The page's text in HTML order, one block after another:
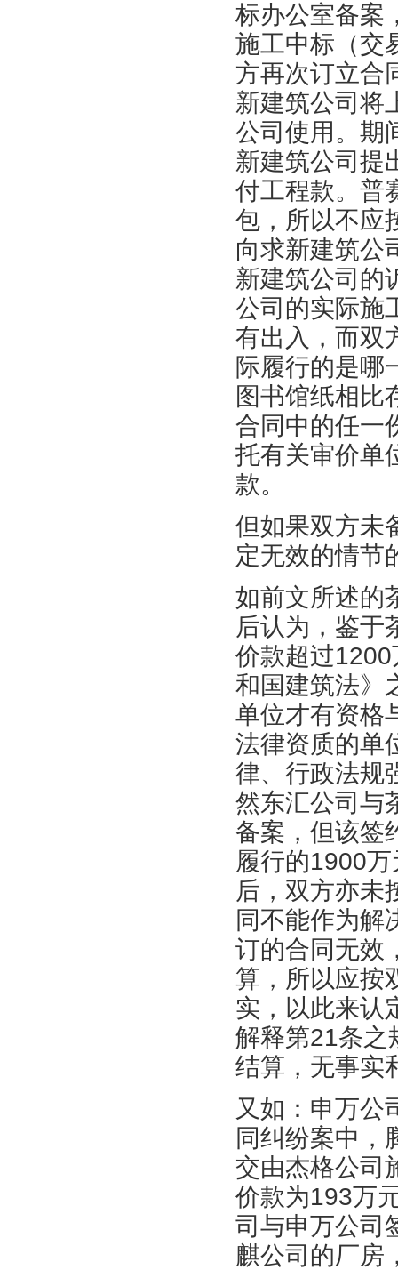
标办公室备案
施工中标（交
方再次订立合
新建筑公司将
公司使用。期
新建筑公司提
付工程款。普
包，所以不应
向求新建筑公
新建筑公司的
公司的实际施
有出入，而双
际履行的是哪
图书馆纸相比
合同中的任一
托有关审价单
款。
但如果双方未
定无效的情节
如前文所述的
后认为，鉴于
价款超过
和国建筑法》
单位才有资格
法律资质的单
律、行政法规
然东汇公司与
备案，但该签
履行的1900
后，双方亦未
同不能作为解
订的合同无效
算，所以应按
实，以此来认
解释第21条之
结算，无事实
又如：申万公
同纠纷案中，
交由杰格公司
价款为193万
司与申万公司
麒公司的厂房